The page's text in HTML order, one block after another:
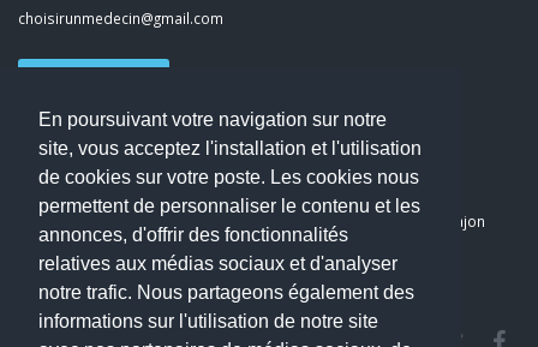
En poursuivant votre navigation sur notre
site, vous acceptez l'installation et l'utilisation
de cookies sur votre poste. Les cookies nous
permettent de personnaliser le contenu et les
annonces, d'offrir des fonctionnalités
relatives aux médias sociaux et d'analyser
notre trafic. Nous partageons également des
informations sur l'utilisation de notre site
choisirunmedecin@gmail.com
Nous contacter
Dernier avis : PASCAL DELCAMPE, Chirurgien maxillo-faciale à Arpajon
Mentions légales